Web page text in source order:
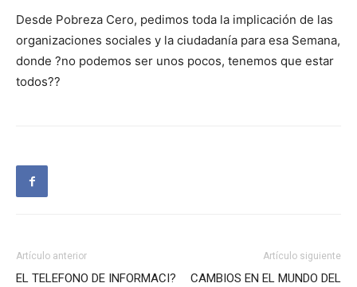
Desde Pobreza Cero, pedimos toda la implicación de las
organizaciones sociales y la ciudadanía para esa Semana,
donde ?no podemos ser unos pocos, tenemos que estar
todos??
Artículo anterior
EL TELEFONO DE INFORMACI?
Artículo siguiente
CAMBIOS EN EL MUNDO DEL